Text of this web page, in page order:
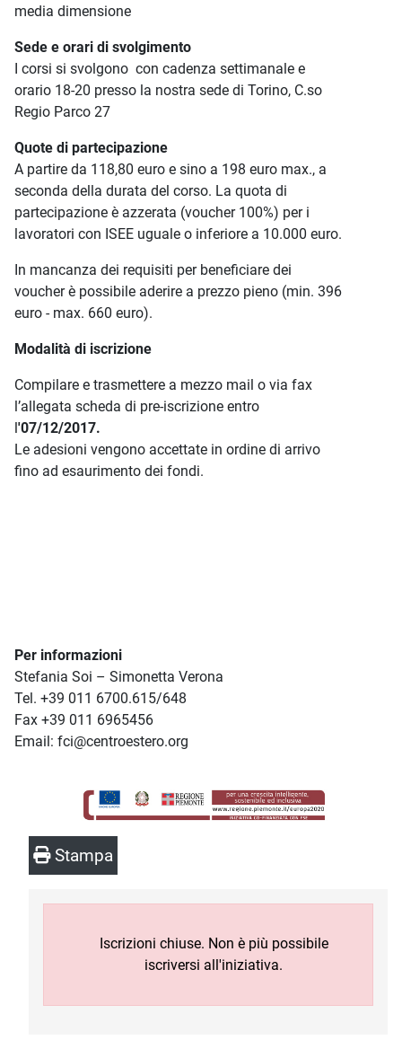
media dimensione
Sede e orari di svolgimento
I corsi si svolgono con cadenza settimanale e
orario 18-20 presso la nostra sede di Torino, C.so
Regio Parco 27
Quote di partecipazione
A partire da 118,80 euro e sino a 198 euro max., a
seconda della durata del corso. La quota di
partecipazione è azzerata (voucher 100%) per i
lavoratori con ISEE uguale o inferiore a 10.000 euro.
In mancanza dei requisiti per beneficiare dei
voucher è possibile aderire a prezzo pieno (min. 396
euro - max. 660 euro).
Modalità di iscrizione
Compilare e trasmettere a mezzo mail o via fax
l’allegata scheda di pre-iscrizione entro
l'07/12/2017.
Le adesioni vengono accettate in ordine di arrivo
fino ad esaurimento dei fondi.
Per informazioni
Stefania Soi – Simonetta Verona
Tel. +39 011 6700.615/648
Fax +39 011 6965456
Email: fci@centroestero.org
Stampa
Iscrizioni chiuse. Non è più possibile
iscriversi all'iniziativa.